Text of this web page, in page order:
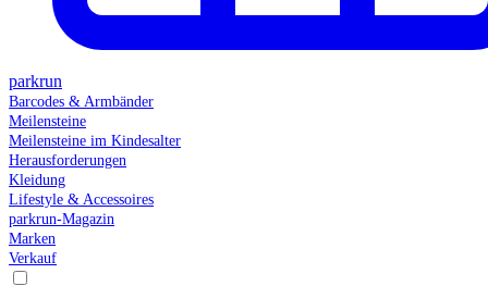
parkrun
Barcodes & Armbänder
Meilensteine
Meilensteine im Kindesalter
Herausforderungen
Kleidung
Lifestyle & Accessoires
parkrun-Magazin
Marken
Verkauf